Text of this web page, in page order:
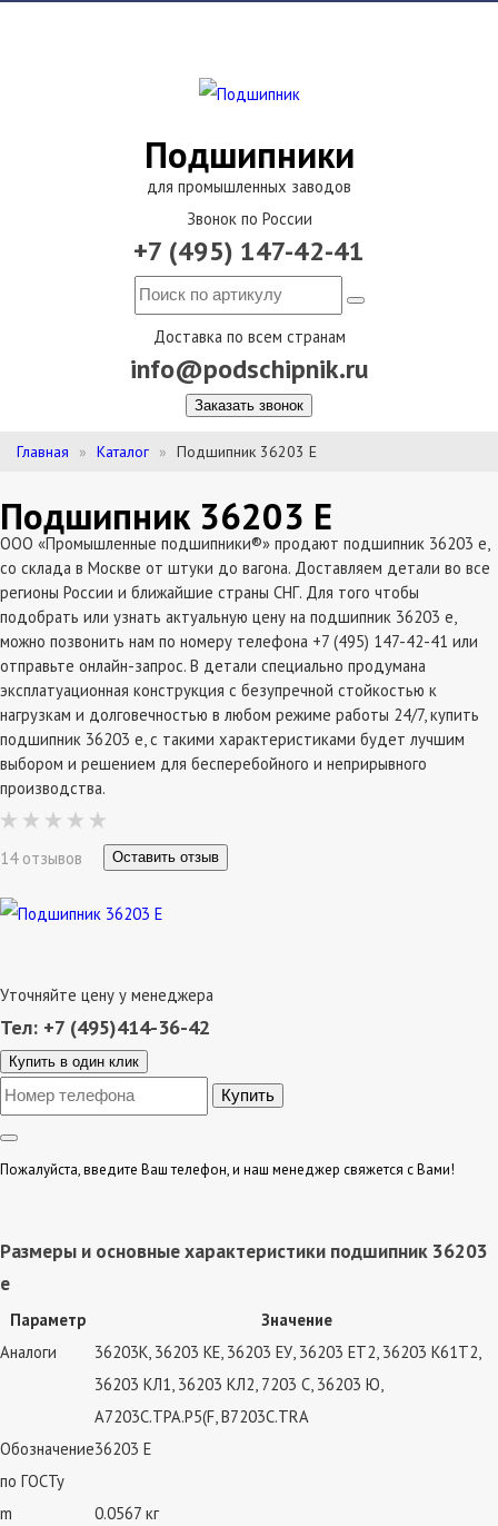
Подшипники
для промышленных заводов
Звонок по России
+7 (495) 147-42-41
Доставка по всем странам
info@podschipnik.ru
Заказать звонок
Главная Каталог Подшипник 36203 Е
Подшипник 36203 Е
ООО «Промышленные подшипники®» продают подшипник 36203 е,
со склада в Москве от штуки до вагона. Доставляем детали во все
регионы России и ближайшие страны СНГ. Для того чтобы
подобрать или узнать актуальную цену на подшипник 36203 е,
можно позвонить нам по номеру телефона +7 (495) 147-42-41 или
отправьте онлайн-запрос. В детали специально продумана
эксплатуационная конструкция с безупречной стойкостью к
нагрузкам и долговечностью в любом режиме работы 24/7, купить
подшипник 36203 е, с такими характеристиками будет лучшим
выбором и решением для бесперебойного и неприрывного
производства.
14 отзывов Оставить отзыв
Уточняйте цену у менеджера
Тел: +7 (495)414-36-42
Купить в один клик
Пожалуйста, введите Ваш телефон, и наш менеджер свяжется с Вами!
Размеры и основные характеристики подшипник 36203
е
Параметр
Значение
Аналоги
36203К, 36203 КЕ, 36203 ЕУ, 36203 ЕТ2, 36203 К61Т2,
36203 КЛ1, 36203 КЛ2, 7203 C, 36203 Ю,
A7203C.TPA.P5(F, B7203C.TRA
Обозначение
по ГОСТу
36203 Е
m
0.0567 кг